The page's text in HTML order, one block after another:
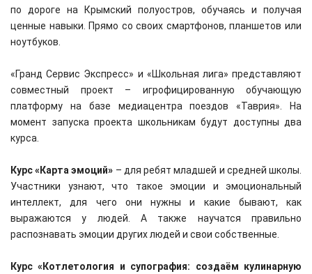
по дороге на Крымский полуостров, обучаясь и получая
ценные навыки. Прямо со своих смартфонов, планшетов или
ноутбуков.
«Гранд Сервис Экспресс» и «Школьная лига» представляют
совместный проект – игрофицированную обучающую
платформу на базе медиацентра поездов «Таврия». На
момент запуска проекта школьникам будут доступны два
курса.
Курс «Карта эмоций» – для ребят младшей и средней школы.
Участники узнают, что такое эмоции и эмоциональный
интеллект, для чего они нужны и какие бывают, как
выражаются у людей. А также научатся правильно
распознавать эмоции других людей и свои собственные.
Курс «Котлетология и супография: создаём кулинарную